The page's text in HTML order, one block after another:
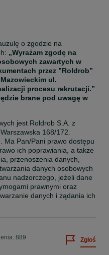
o zgodzie na
„Wyrażam zgodę na
zawartych w
przez ”Roldrob”
ul.
procesu rekrutacji.”
brane pod uwagę w
jest Roldrob S.A. z
168/172.
Ma Pan/Pani prawo dostępu
ich poprawiania, a także
przenoszenia danych,
danych osobowych
nadzorczego, jeżeli dane
prawnymi oraz
danych i żądania ich
889 Zgłoś